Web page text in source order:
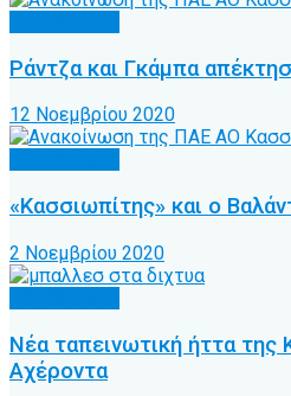
Ράντζα και Γκάμπα
12 Νοεμβρίου 2020
«Κασσιωπίτης» και ο
2 Νοεμβρίου 2020
Νέα ταπεινωτική ήττα
Αχέροντα